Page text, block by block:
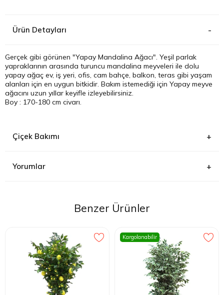
Ürün Detayları
Gerçek gibi görünen "Yapay Mandalina Ağacı". Yeşil parlak
yapraklarının arasında turuncu mandalina meyveleri ile dolu
yapay ağaç ev, iş yeri, ofis, cam bahçe, balkon, teras gibi yaşam
alanları için en uygun bitkidir. Bakım istemediği için Yapay meyve
ağacını uzun yıllar keyifle izleyebilirsiniz.
Boy : 170-180 cm civarı.
Çiçek Bakımı
Yorumlar
Benzer Ürünler
Kargolanabilir
Sarıyer